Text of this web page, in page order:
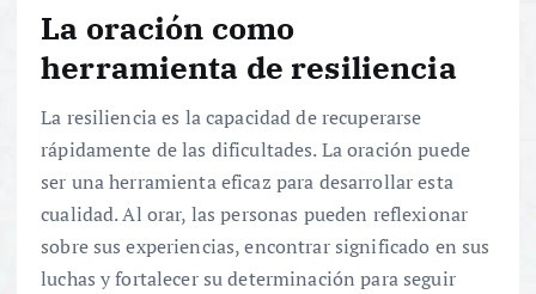
La oración como
herramienta de resiliencia
La resiliencia es la capacidad de recuperarse
rápidamente de las dificultades. La oración puede
ser una herramienta eficaz para desarrollar esta
cualidad. Al orar, las personas pueden reflexionar
sobre sus experiencias, encontrar significado en sus
luchas y fortalecer su determinación para seguir